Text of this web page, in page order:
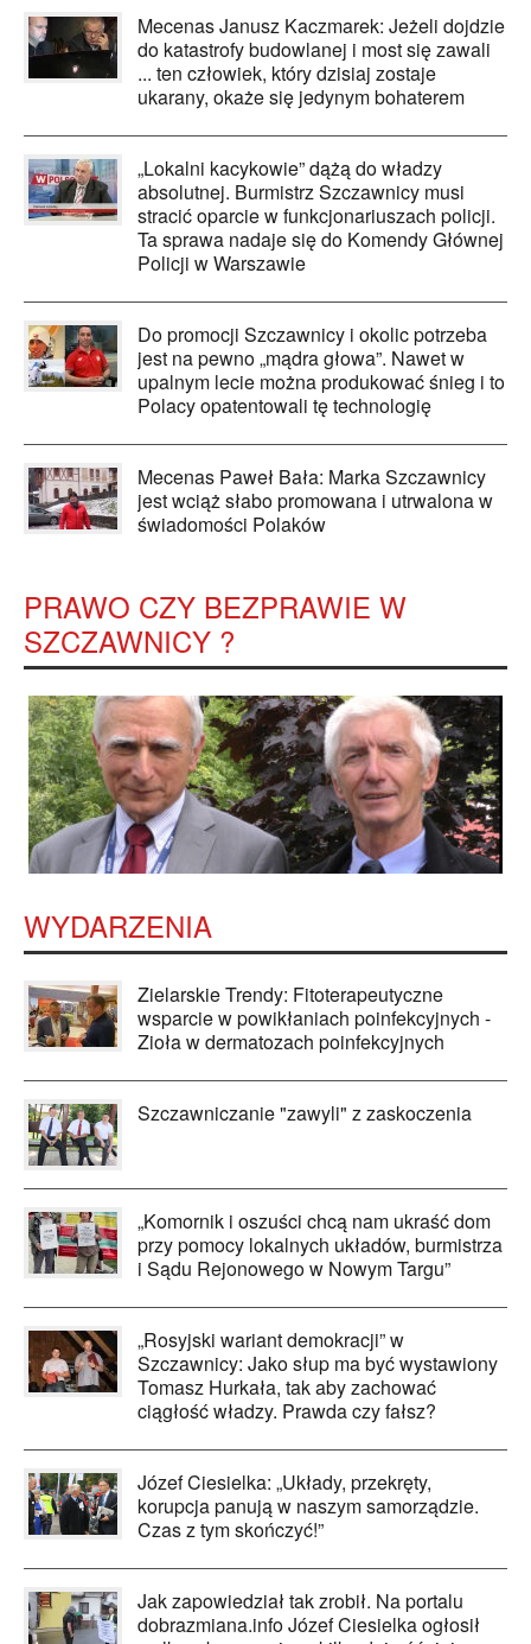
Mecenas Janusz Kaczmarek: Jeżeli dojdzie
do katastrofy budowlanej i most się zawali
... ten człowiek, który dzisiaj zostaje
ukarany, okaże się jedynym bohaterem
„Lokalni kacykowie” dążą do władzy
absolutnej. Burmistrz Szczawnicy musi
stracić oparcie w funkcjonariuszach policji.
Ta sprawa nadaje się do Komendy Głównej
Policji w Warszawie
Do promocji Szczawnicy i okolic potrzeba
jest na pewno „mądra głowa”. Nawet w
upalnym lecie można produkować śnieg i to
Polacy opatentowali tę technologię
Mecenas Paweł Bała: Marka Szczawnicy
jest wciąż słabo promowana i utrwalona w
świadomości Polaków
PRAWO CZY BEZPRAWIE W
SZCZAWNICY ?
WYDARZENIA
Zielarskie Trendy: Fitoterapeutyczne
wsparcie w powikłaniach poinfekcyjnych -
Zioła w dermatozach poinfekcyjnych
Szczawniczanie "zawyli" z zaskoczenia
„Komornik i oszuści chcą nam ukraść dom
przy pomocy lokalnych układów, burmistrza
i Sądu Rejonowego w Nowym Targu”
„Rosyjski wariant demokracji” w
Szczawnicy: Jako słup ma być wystawiony
Tomasz Hurkała, tak aby zachować
ciągłość władzy. Prawda czy fałsz?
Józef Ciesielka: „Układy, przekręty,
korupcja panują w naszym samorządzie.
Czas z tym skończyć!”
Jak zapowiedział tak zrobił. Na portalu
dobrazmiana.info Józef Ciesielka ogłosił